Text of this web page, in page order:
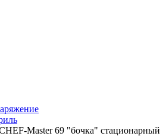
Master 69 "бочка" стационарный